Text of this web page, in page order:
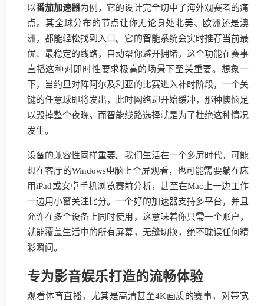
以番茄加速器为例，它的设计完全切中了海外观赛者的痛
点。其全球分布的节点让你无论身处北美、欧洲还是澳
洲，都能轻松找到入口。它的智能系统会实时推荐当前最
优、最稳定的线路，自动帮你避开拥堵，这个功能在赛事
直播这种对即时性要求极高的场景下至关重要。想象一
下，当约旦对阵阿尔及利亚的比赛进入补时阶段，一个关
键的任意球即将发出，此时网络却开始缓冲，那种懊恼足
以毁掉整个夜晚。而智能线路选择就是为了杜绝这种情况
发生。
设备的兼容性同样重要。我们生活在一个多屏时代，可能
想在客厅的Windows电脑上全屏观看，也可能需要躺在床
用iPad或安卓手机浏览赛前分析，甚至在Mac上一边工作
一边用小窗关注比分。一个好的加速器支持多平台，并且
允许在多个设备上同时使用，这意味着你只需一个账户，
就能覆盖生活中的所有屏幕，无缝切换，绝不耽误任何精
彩瞬间。
专为影音娱乐打造的流畅体验
观看体育直播，尤其是高清甚至4K画质的赛事，对带宽